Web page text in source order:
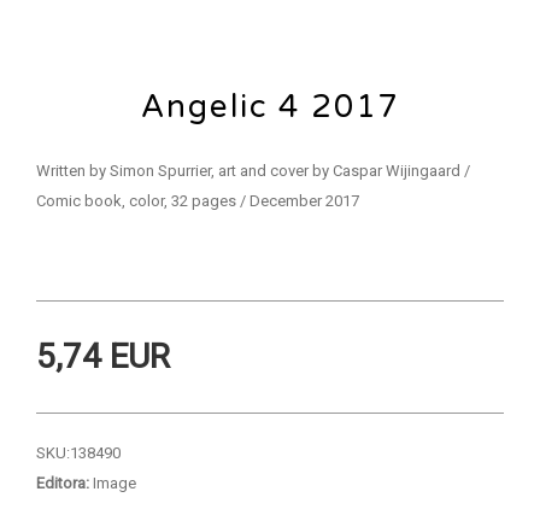
Angelic 4 2017
Written by Simon Spurrier, art and cover by Caspar Wijingaard /
Comic book, color, 32 pages / December 2017
5,74 EUR
SKU:138490
Editora: Image